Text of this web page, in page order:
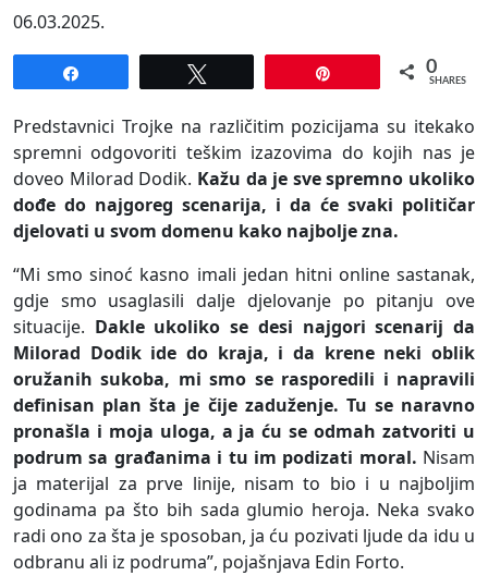
06.03.2025.
0
SHARES
Predstavnici Trojke na različitim pozicijama su itekako
spremni odgovoriti teškim izazovima do kojih nas je
doveo Milorad Dodik. Kažu da je sve spremno ukoliko
dođe do najgoreg scenarija, i da će svaki političar
djelovati u svom domenu kako najbolje zna.
“Mi smo sinoć kasno imali jedan hitni online sastanak,
gdje smo usaglasili dalje djelovanje po pitanju ove
situacije. Dakle ukoliko se desi najgori scenarij da
Milorad Dodik ide do kraja, i da krene neki oblik
oružanih sukoba, mi smo se rasporedili i napravili
definisan plan šta je čije zaduženje. Tu se naravno
pronašla i moja uloga, a ja ću se odmah zatvoriti u
podrum sa građanima i tu im podizati moral. Nisam
ja materijal za prve linije, nisam to bio i u najboljim
godinama pa što bih sada glumio heroja. Neka svako
radi ono za šta je sposoban, ja ću pozivati ljude da idu u
odbranu ali iz podruma”, pojašnjava Edin Forto.